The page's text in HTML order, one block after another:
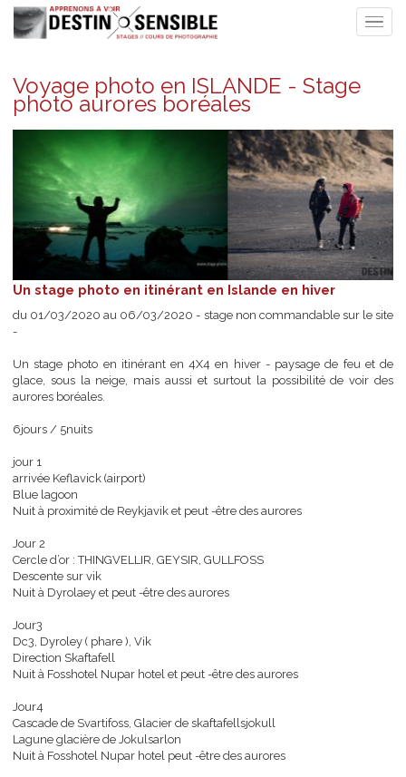
Voyage photo en ISLANDE - Stage
photo aurores boréales
Un stage photo en itinérant en Islande en hiver
-
Un stage photo en itinérant en 4X4 en hiver - paysage de feu
aurores boréales.
6jours / 5nuits
jour 1
arrivée Keflavick (airport)
Blue lagoon
Nuit à proximité de Reykjavik et peut -être des aurores
Jour 2
Descente sur vik
Nuit à Dyrolaey et peut -être des aurores
Jour3
Direction Skaftafell
Nuit à Fosshotel Nupar hotel et peut -être des aurores